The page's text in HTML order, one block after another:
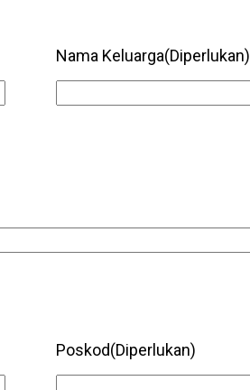
Nama Keluarga(Diperlukan)
Poskod(Diperlukan)